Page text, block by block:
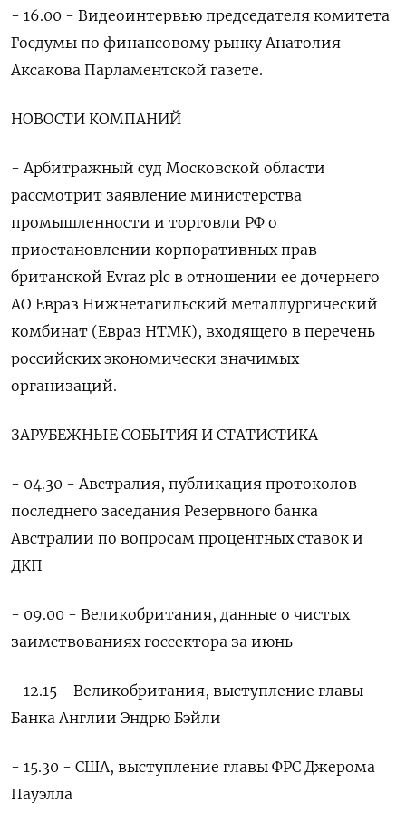
- 16.00 - Видеоинтервью председателя комитета
Госдумы по финансовому рынку Анатолия
Аксакова Парламентской газете.
НОВОСТИ КОМПАНИЙ
- Арбитражный суд Московской области
рассмотрит заявление министерства
промышленности и торговли РФ о
приостановлении корпоративных прав
британской Evraz plc в отношении ее дочернего
АО Евраз Нижнетагильский металлургический
комбинат (Евраз НТМК), входящего в перечень
российских экономически значимых
организаций.
ЗАРУБЕЖНЫЕ СОБЫТИЯ И СТАТИСТИКА
- 04.30 - Австралия, публикация протоколов
последнего заседания Резервного банка
Австралии по вопросам процентных ставок и
ДКП
- 09.00 - Великобритания, данные о чистых
заимствованиях госсектора за июнь
- 12.15 - Великобритания, выступление главы
Банка Англии Эндрю Бэйли
- 15.30 - США, выступление главы ФРС Джерома
Пауэлла